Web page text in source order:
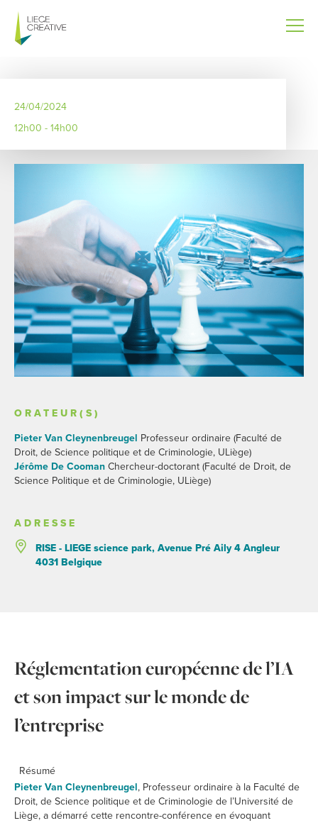
contenu
principal
24/04/2024
12h00 - 14h00
ORATEUR(S)
Pieter Van Cleynenbreugel Professeur ordinaire (Faculté de
Droit, de Science politique et de Criminologie, ULiège)
Jérôme De Cooman Chercheur-doctorant (Faculté de Droit, de
Science Politique et de Criminologie, ULiège)
ADRESSE
RISE - LIEGE science park, Avenue Pré Aily 4 Angleur
4031 Belgique
Réglementation européenne de l’IA
et son impact sur le monde de
l’entreprise
Résumé
Pieter Van Cleynenbreugel, Professeur ordinaire à la Faculté de
Droit, de Science politique et de Criminologie de l’Université de
Liège, a démarré cette rencontre-conférence en évoquant